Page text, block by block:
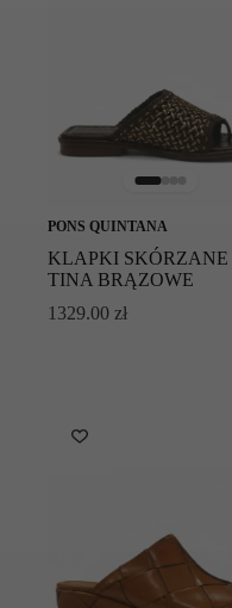
PONS QUINTANA
KLAPKI SKÓRZANE
TINA BRĄZOWE
1329.00 zł